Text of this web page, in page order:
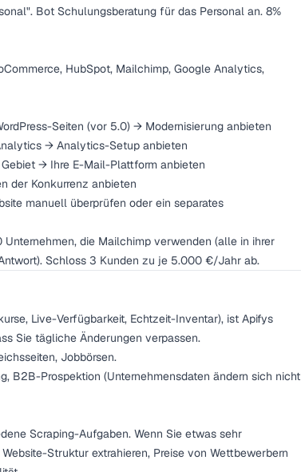
Bot Schulungsberatung für das Personal an. 8%
HubSpot, Mailchimp, Google Analytics,
Seiten (vor 5.0) → Modernisierung anbieten
→ Analytics-Setup anbieten
→ Ihre E-Mail-Plattform anbieten
der Konkurrenz anbieten
manuell überprüfen oder ein separates
die Mailchimp verwenden (alle in ihrer
Schloss 3 Kunden zu je 5.000 €/Jahr ab.
Live-Verfügbarkeit, Echtzeit-Inventar), ist Apifys
Sie tägliche Änderungen verpassen.
Jobbörsen.
B2B-Prospektion (Unternehmensdaten ändern sich nicht
Scraping-Aufgaben. Wenn Sie etwas sehr
Struktur extrahieren, Preise von Wettbewerbern